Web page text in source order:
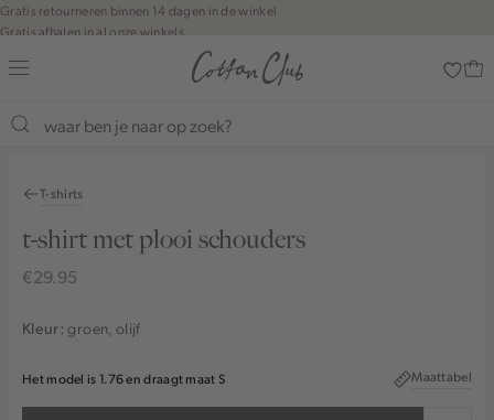
Navigeer
direct naar
de
hoofdinhoud
zoekbalk
naar de
Gratis retourneren binnen 14 dagen in de winkel
Gratis afhalen in al onze winkels
Jouw bestelling wordt binnen 1 tot 5 dagen bezorgd
Betaal zoals jij wilt: o.a. iDEAL | Wero, Riverty, Apple pay & creditcard
Shop the look
T-shirts
t-shirt met plooi schouders
€29.95
Kleur:groen, olijf
Het model is 1.76 en draagt maat S Maattabel